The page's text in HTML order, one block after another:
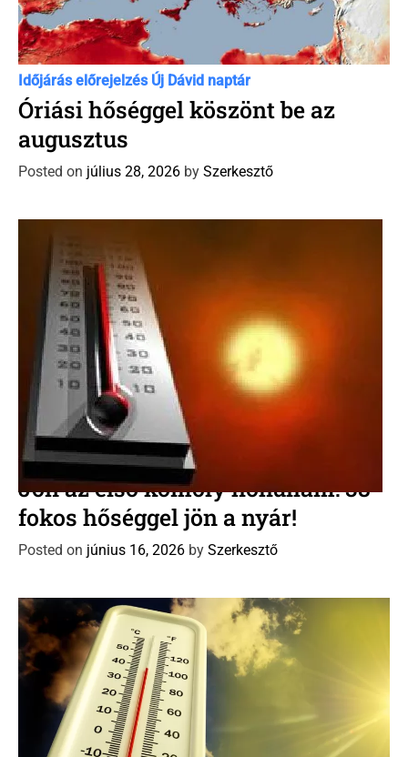
i
ó
C
a
t
e
g
Időjárás előrejelzés Új Dávid naptár
Óriási hőséggel köszönt be az
augusztus
Posted on július 28, 2026 by Szerkesztő
C
a
t
e
g
e
s
Időjárás előrejelzés Új Dávid naptár
Jön az első komoly hőhullám: 38
fokos hőséggel jön a nyár!
Posted on június 16, 2026 by Szerkesztő